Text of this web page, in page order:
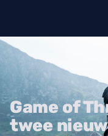
Game of
twee